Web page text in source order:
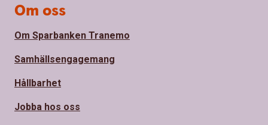
Om oss
Om Sparbanken Tranemo
Samhällsengagemang
Hållbarhet
Jobba hos oss